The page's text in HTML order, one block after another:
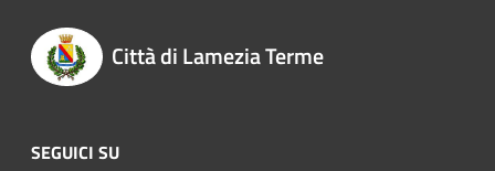
Città di Lamezia Terme
SEGUICI SU